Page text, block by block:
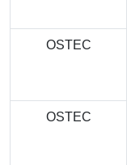
OSTEC
OSTEC